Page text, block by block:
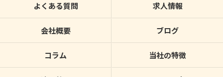
よくある質問 求人情報
会社概要 ブログ
コラム 当社の特徴